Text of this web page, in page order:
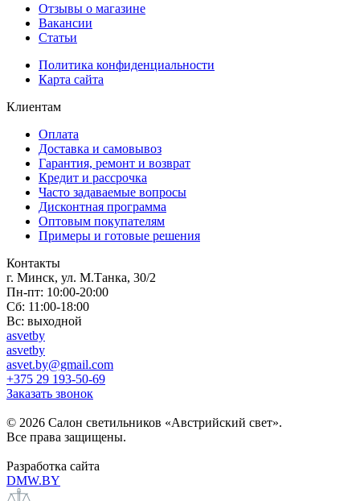
Отзывы о магазине
Вакансии
Статьи
Политика конфиденциальности
Карта сайта
Клиентам
Оплата
Доставка и самовывоз
Гарантия, ремонт и возврат
Кредит и рассрочка
Часто задаваемые вопросы
Дисконтная программа
Оптовым покупателям
Примеры и готовые решения
Контакты
г. Минск, ул. М.Танка, 30/2
Пн-пт: 10:00-20:00
Сб: 11:00-18:00
Вс: выходной
asvetby
asvetby
asvet.by@gmail.com
+375 29 193-50-69
Заказать звонок
© 2026 Салон светильников «Австрийский свет».
Все права защищены.
Разработка сайта
DMW.BY